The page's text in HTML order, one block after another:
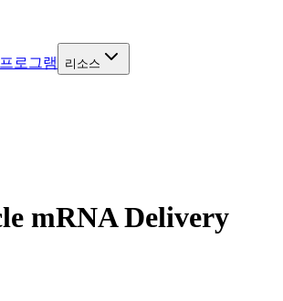
로그램 리소스
mRNA Delivery